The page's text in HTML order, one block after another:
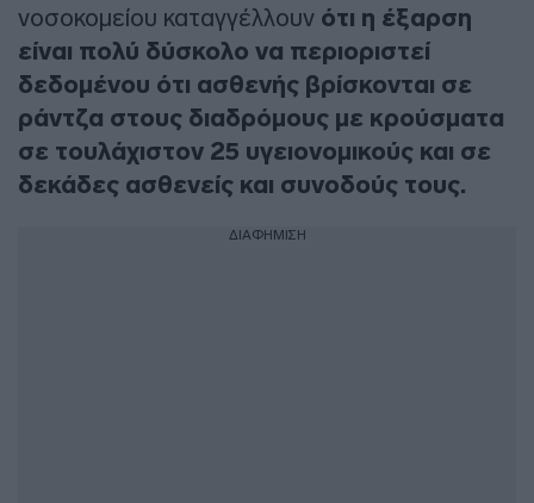
νοσοκομείου καταγγέλλουν ότι η έξαρση
είναι πολύ δύσκολο να περιοριστεί
δεδομένου ότι ασθενής βρίσκονται σε
ράντζα στους διαδρόμους με κρούσματα
σε τουλάχιστον 25 υγειονομικούς και σε
δεκάδες ασθενείς και συνοδούς τους.
ΔΙΑΦΗΜΙΣΗ